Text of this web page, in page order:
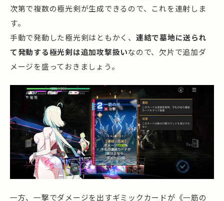
次第で複数の極光剣が生成できるので、これを連射しま
す。
手動で発動した極光剣はともかく、 連結で墓地に送られ
て発動する極光剣は追加攻撃扱いなので、欠片で追加ダ
メージを盛っておきましょう。
一方、一撃でダメージを出すギミックカードが《一筋の